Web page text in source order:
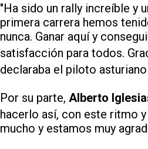
"Ha sido un rally increíble y
primera carrera hemos
nunca. Ganar aquí y
satisfacción para todos.
declaraba el piloto
Por su parte, Alberto
hacerlo así, con este ritmo
mucho y estamos muy